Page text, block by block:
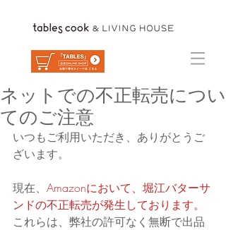
ネットでの不正転売につい
てのご注意
いつもご利用いただき、ありがとうご
ざいます。
現在、 Amazonにおいて、堀江バターサ
ンドの不正転売が発生しております。
これらは、弊社の許可なく無断で出品